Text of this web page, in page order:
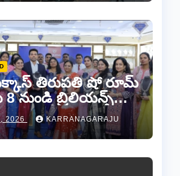
తిరుపతి షో రూమ్
8 నుండి బ్రిలియన్స్
షో..
2026 KARRANAGARAJU